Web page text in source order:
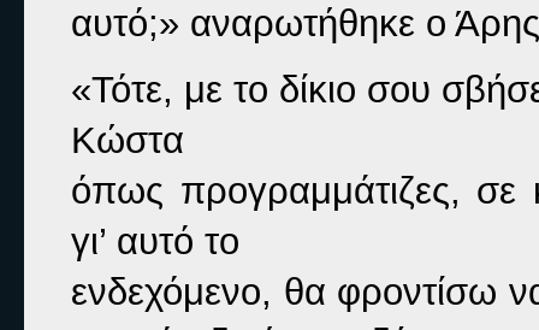
αυτό;» αναρωτήθηκε ο
«Τότε, με το δίκιο σου
Κώστα
όπως προγραμμάτιζες, σε
γι’ αυτό το
ενδεχόμενο, θα φροντίσω